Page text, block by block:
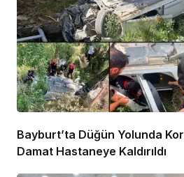
Bayburt’ta Düğün Yolunda
Damat Hastaneye Kaldırıldı